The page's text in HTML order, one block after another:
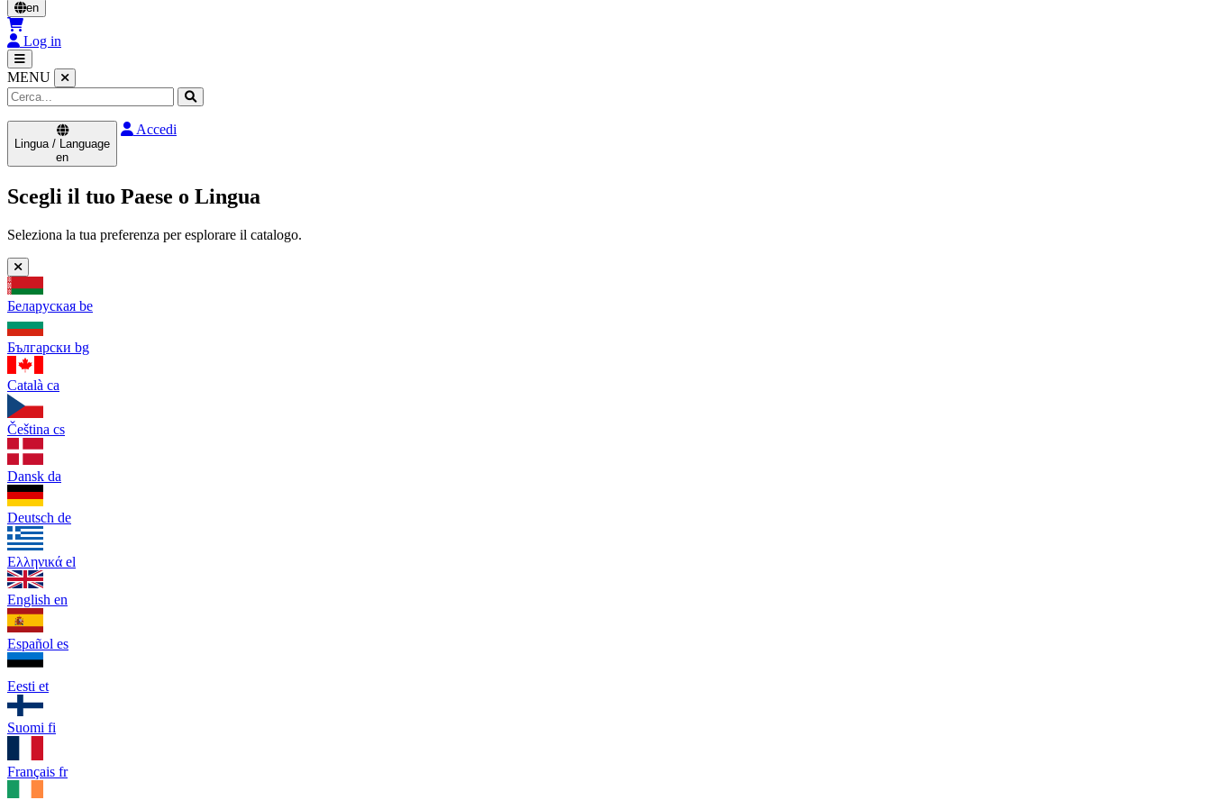
en
Log in
MENU
Lingua / Language
en
Accedi
Scegli il tuo Paese o Lingua
Seleziona la tua preferenza per esplorare il catalogo.
Беларуская be
Български bg
Català ca
Čeština cs
Dansk da
Deutsch de
Ελληνικά el
English en
Español es
Eesti et
Suomi fi
Français fr